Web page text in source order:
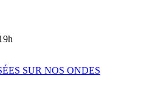
SUR NOS ONDES